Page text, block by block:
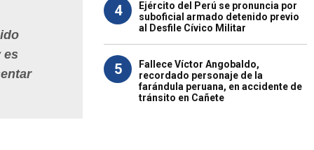
es
4
Ejército del Perú se pronuncia por
suboficial armado detenido previo
al Desfile Cívico Militar
5
Fallece Víctor Angobaldo,
recordado personaje de la
farándula peruana, en accidente de
tránsito en Cañete